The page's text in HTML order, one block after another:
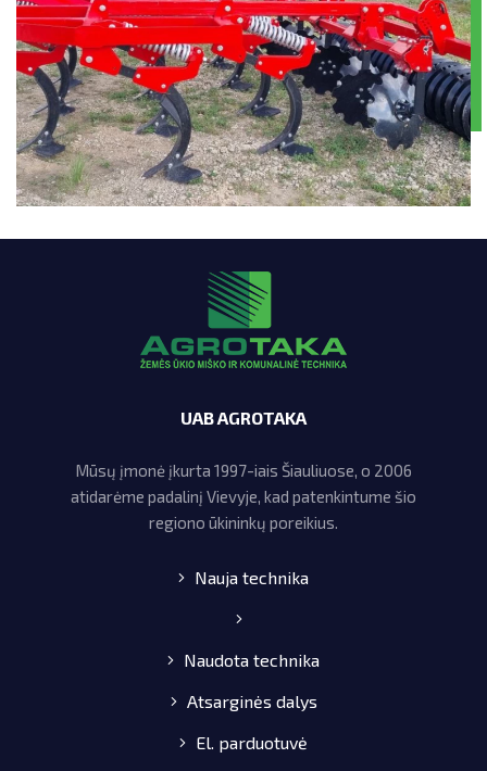
UAB AGROTAKA
Mūsų įmonė įkurta 1997-iais Šiauliuose, o 2006
atidarėme padalinį Vievyje, kad patenkintume šio
regiono ūkininkų poreikius.
Nauja technika
Naudota technika
Atsarginės dalys
El. parduotuvė